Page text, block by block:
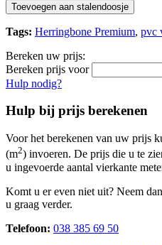
Toevoegen aan stalendoosje
Tags: Herringbone Premium, pvc
Bereken uw prijs:
Bereken prijs voor
Hulp nodig?
Hulp bij prijs berekenen
Voor het berekenen van uw prijs
(m2) invoeren. De prijs die u te
u ingevoerde aantal vierkante
Komt u er even niet uit? Neem
u graag verder.
Telefoon: 038 385 69 50